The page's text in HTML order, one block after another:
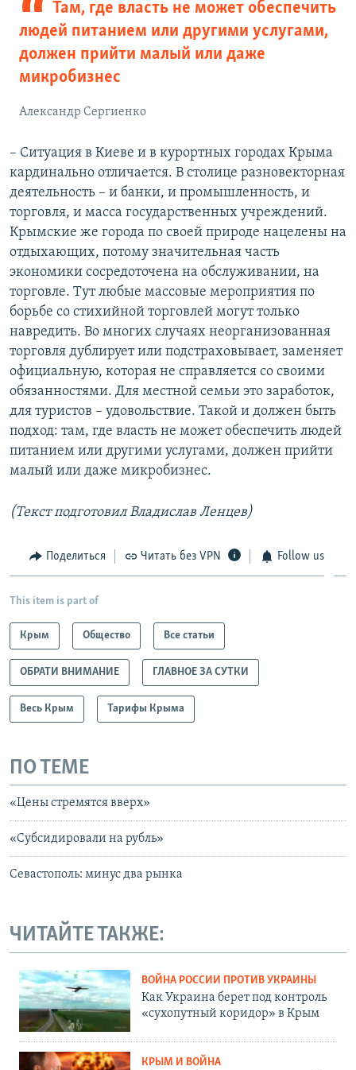
Там, где власть не может обеспечить
людей питанием или другими услугами,
должен прийти малый или даже
микробизнес
Александр Сергиенко
– Ситуация в Киеве и в курортных городах Крыма
кардинально отличается. В столице разновекторная
деятельность – и банки, и промышленность, и
торговля, и масса государственных учреждений.
Крымские же города по своей природе нацелены на
отдыхающих, потому значительная часть
экономики сосредоточена на обслуживании, на
торговле. Тут любые массовые мероприятия по
борьбе со стихийной торговлей могут только
навредить. Во многих случаях неорганизованная
торговля дублирует или подстраховывает, заменяет
официальную, которая не справляется со своими
обязанностями. Для местной семьи это заработок,
для туристов – удовольствие. Такой и должен быть
подход: там, где власть не может обеспечить людей
питанием или другими услугами, должен прийти
малый или даже микробизнес.
(Текст подготовил Владислав Ленцев)
Поделиться Читать без VPN Follow us
This item is part of
Крым Общество Все статьи
ОБРАТИ ВНИМАНИЕ ГЛАВНОЕ ЗА СУТКИ
Весь Крым Тарифы Крыма
ПО ТЕМЕ
«Цены стремятся вверх»
«Субсидировали на рубль»
Севастополь: минус два рынка
ЧИТАЙТЕ ТАКЖЕ:
ВОЙНА РОССИИ ПРОТИВ УКРАИНЫ
Как Украина берет под контроль
«сухопутный коридор» в Крым
КРЫМ И ВОЙНА